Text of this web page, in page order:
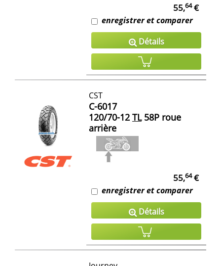
55,64€
enregistrer et comparer
Détails
CST
C-6017
120/70-12 TL58P roue
arrière
55,64€
enregistrer et comparer
Détails